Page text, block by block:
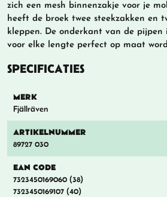
zich een mesh binnenzakje voor je
heeft de broek twee steekzakken en
kleppen. De onderkant van de pijpen
voor elke lengte perfect op maat
SPECIFICATIES
MERK
Fjällräven
ARTIKELNUMMER
89727 030
EAN CODE
7323450169060 (38)
7323450169107 (40)